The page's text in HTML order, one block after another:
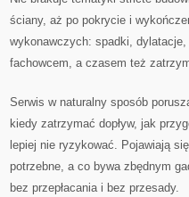
ściany, aż po pokrycie i
wykonawczych: spadki,
fachowcem, a czasem też
Serwis w naturalny sposób
kiedy zatrzymać dopływ, jak
lepiej nie ryzykować. Pojawiają
potrzebne, a co bywa zbędnym
bez przepłacania i bez przesady.